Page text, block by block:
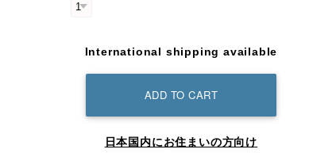
International shipping available
ADD TO CART
日本国内にお住まいの方向け